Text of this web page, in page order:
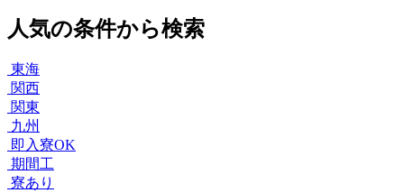
人気の条件から検索
東海
関西
関東
九州
即入寮OK
期間工
寮あり